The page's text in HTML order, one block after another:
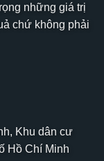
những giá trị
chứ không phải
Khu dân cư
Hồ Chí Minh